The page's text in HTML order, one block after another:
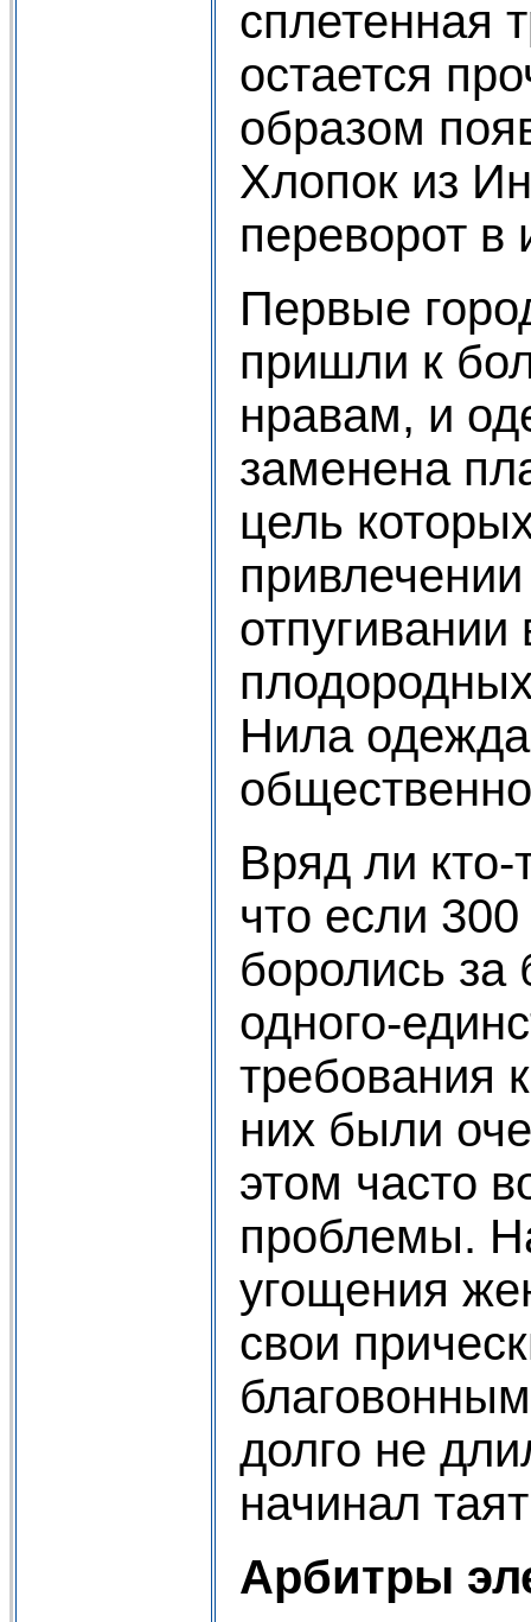
сплетенная
остается
образом
Хлопок из
переворот в
Первые
пришли к
нравам, и
заменена
цель
отпугивании
Нила
Вряд ли кто-
что если
боролись за
одного-
требования
них были
этом часто
проблемы.
угощения
свои
долго не
начинал
Арбитры